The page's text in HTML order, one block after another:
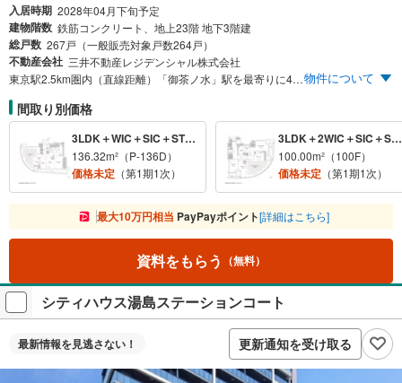
入居時期 2028年04月下旬予定
建物階数 鉄筋コンクリート、地上23階 地下3階建
総戸数 267戸（一般販売対象戸数264戸）
不動産会社 三井不動産レジデンシャル株式会社
東京駅2.5km圏内（直線距離）「御茶ノ水」駅を最寄りに4駅6路線を使いこなす圧巻のマルチアクセス。 総戸数267戸・地上23階建の住宅専用タワーレジデンス、躍動の御茶ノ水×安らぎの文京区本郷を日常に。 ガラス基調デザイン＆2層吹抜けエントランス、多彩な共用空間とホスピタリティを備えた上質な暮らし。 【エントリー受付中】 ※まず資料請求ボタンより、エントリーをお願い致します。スケジュールなどの最新情報をメール等でご案内いたします。 ※「GRAND PERFECTION」とは、利便性、環境、住品質など、複数の要素が高い次元で調和する、タワーレジデンスの理想を追い求めたコンセプトワードです。物件について
間取り別価格
3LDK＋WIC＋SIC＋STO＋MC
136.32m²（P-136D）
価格未定 （第1期1次）
3LDK＋2WIC＋SIC＋STO
100.00m²（100F）
価格未定 （第1期1次）
最大10万円相当 PayPayポイント[詳細はこちら]
資料をもらう （無料）
シティハウス湯島ステーションコート
最新情報を見逃さない！ 更新通知を受け取る